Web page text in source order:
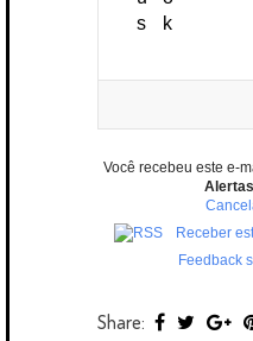
Você recebeu este e-
Receber
Feedback
Share: